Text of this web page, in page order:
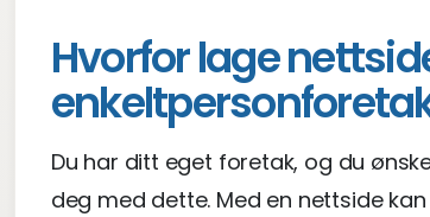
Hvorfor lage
Du har ditt eget foretak, og du
deg med dette. Med en nettside